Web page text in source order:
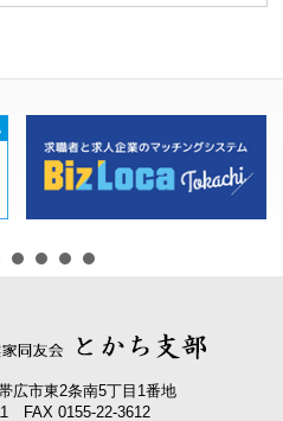
広市東2条南5丁目1番地
FAX 0155-22-3612